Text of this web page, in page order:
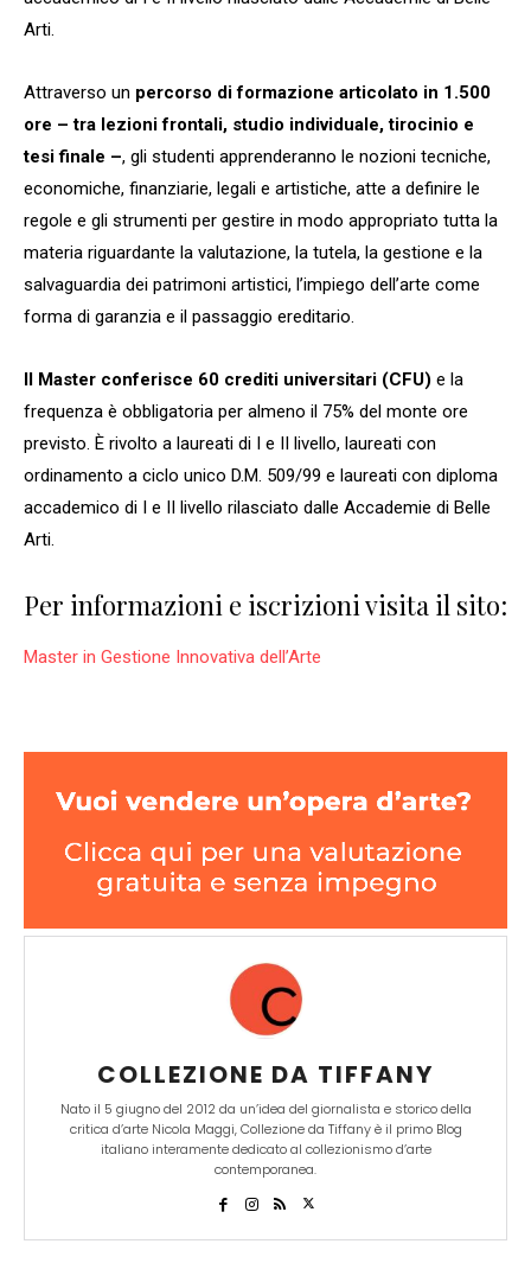
Arti.
Attraverso un percorso di formazione articolato in 1.500
ore – tra lezioni frontali, studio individuale, tirocinio e
tesi finale –, gli studenti apprenderanno le nozioni tecniche,
economiche, finanziarie, legali e artistiche, atte a definire le
regole e gli strumenti per gestire in modo appropriato tutta la
materia riguardante la valutazione, la tutela, la gestione e la
salvaguardia dei patrimoni artistici, l’impiego dell’arte come
forma di garanzia e il passaggio ereditario.
Il Master conferisce 60 crediti universitari (CFU) e la
frequenza è obbligatoria per almeno il 75% del monte ore
previsto. È rivolto a laureati di I e II livello, laureati con
ordinamento a ciclo unico D.M. 509/99 e laureati con diploma
accademico di I e II livello rilasciato dalle Accademie di Belle
Arti.
Per informazioni e iscrizioni visita il sito:
Master in Gestione Innovativa dell’Arte
COLLEZIONE DA TIFFANY
Nato il 5 giugno del 2012 da un’idea del giornalista e storico della
critica d’arte Nicola Maggi, Collezione da Tiffany è il primo Blog
italiano interamente dedicato al collezionismo d’arte
contemporanea.